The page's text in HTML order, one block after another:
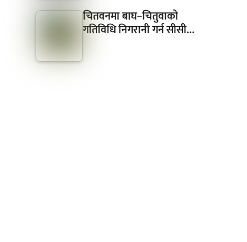
चितवनमा बाघ–चितुवाको
गतिविधि निगरानी गर्न सीसी…